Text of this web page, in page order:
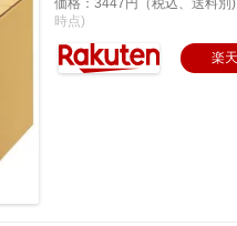
時点)
楽